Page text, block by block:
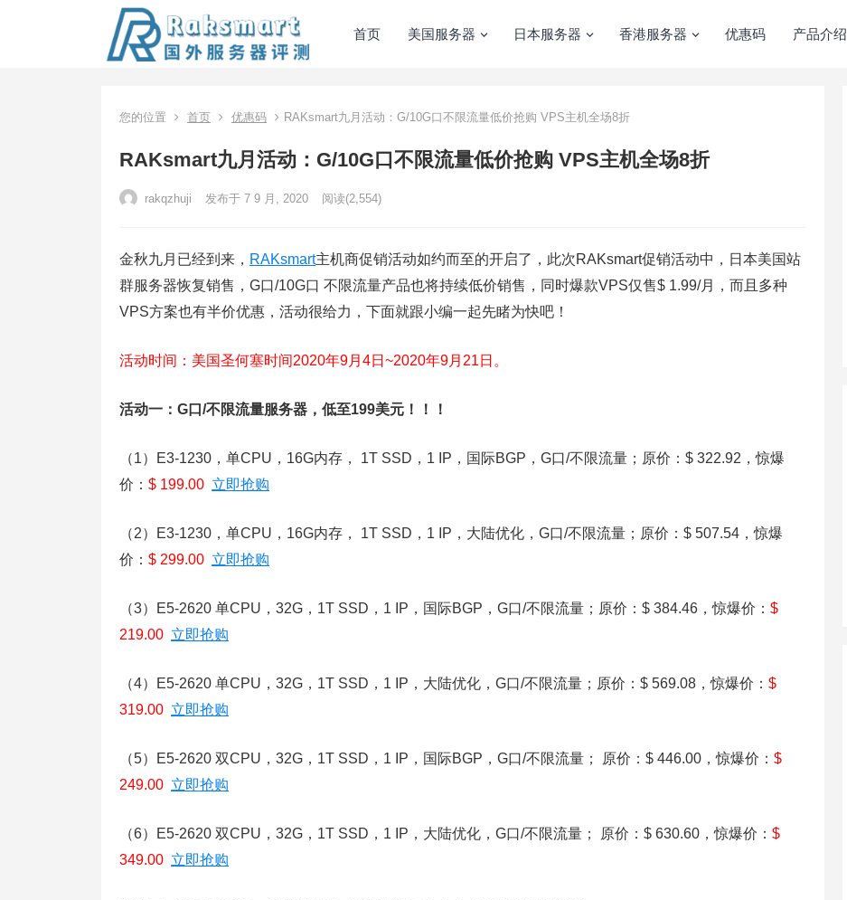
首页 美国服务器 日本服务器 香港服务器 优惠码 产品介绍
您的位置 首页 优惠码 RAKsmart九月活动：G/10G口不限流量低价抢购 VPS主机全场8折
RAKsmart九月活动：G/10G口不限流量低价抢购 VPS主机全场8折
rakqzhuji 发布于 7 9 月, 2020 阅读(2,554)
金秋九月已经到来， RAKsmart主机商促销活动如约而至的开启了，此次RAKsmart促销活动中，日本美国站
群服务器恢复销售，G口/10G口 不限流量产品也将持续低价销售，同时爆款VPS仅售$ 1.99/月，而且多种
VPS方案也有半价优惠，活动很给力，下面就跟小编一起先睹为快吧！
活动时间：美国圣何塞时间2020年9月4日~2020年9月21日。
活动一：G口/不限流量服务器，低至199美元！！！
（1）E3-1230，单CPU，16G内存， 1T SSD，1 IP，国际BGP，G口/不限流量；原价：$ 322.92，惊爆
价： $ 199.00 立即抢购
（2）E3-1230，单CPU，16G内存， 1T SSD，1 IP，大陆优化，G口/不限流量；原价：$ 507.54，惊爆
价： $ 299.00 立即抢购
（3）E5-2620 单CPU，32G，1T SSD，1 IP，国际BGP，G口/不限流量；原价：$ 384.46，惊爆价： $
219.00 立即抢购
（4）E5-2620 单CPU，32G，1T SSD，1 IP，大陆优化，G口/不限流量；原价：$ 569.08，惊爆价： $
319.00 立即抢购
（5）E5-2620 双CPU，32G，1T SSD，1 IP，国际BGP，G口/不限流量； 原价：$ 446.00，惊爆价： $
249.00 立即抢购
（6）E5-2620 双CPU，32G，1T SSD，1 IP，大陆优化，G口/不限流量； 原价：$ 630.60，惊爆价： $
349.00 立即抢购